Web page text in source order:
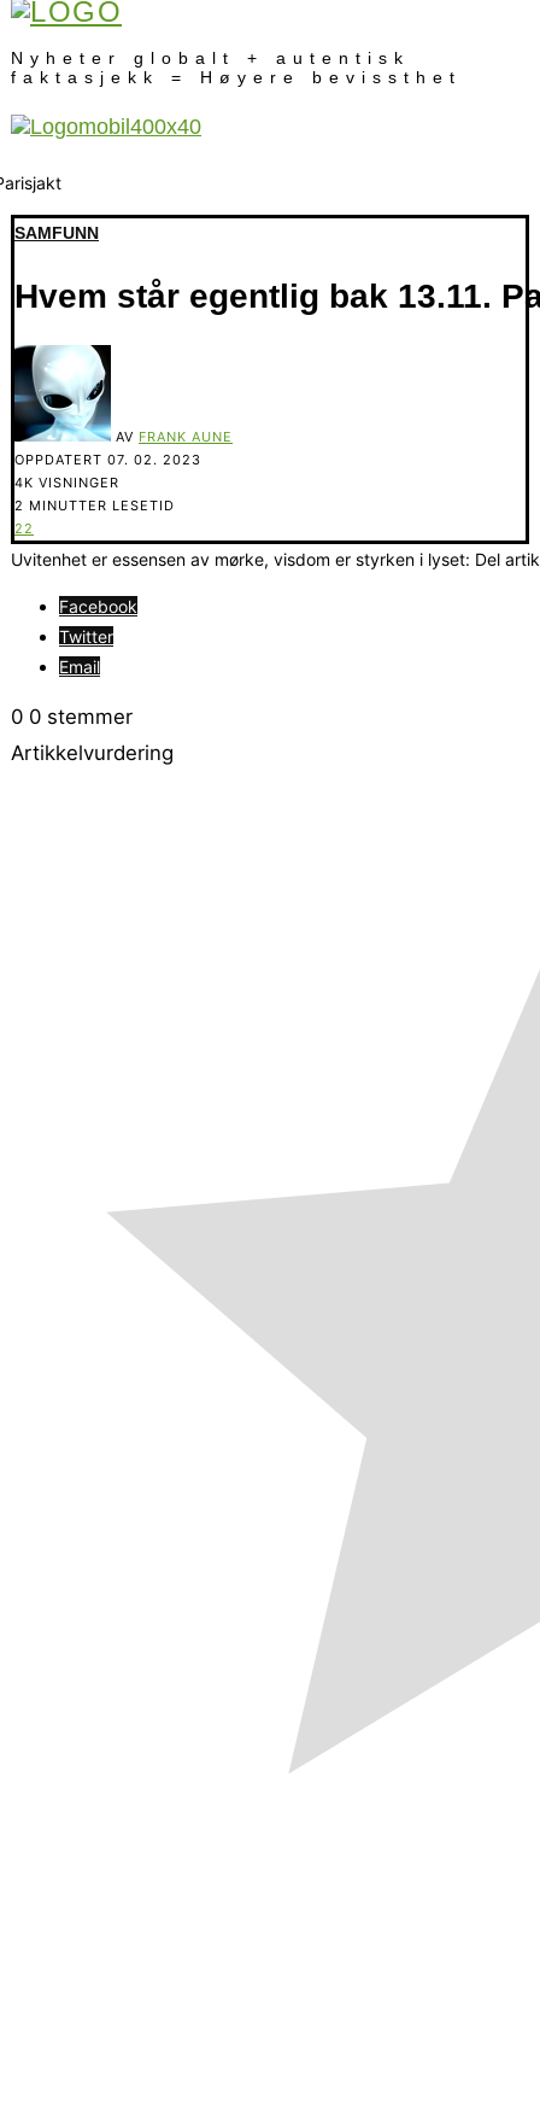
Nyheter globalt + autentisk
faktasjekk = Høyere bevissthet
SAMFUNN
Hvem står egentlig bak 13.11.
AV FRANK AUNE
OPPDATERT 07. 02. 2023
4K VISNINGER
2 MINUTTER LESETID
22
Uvitenhet er essensen av mørke, visdom er styrken i lyset: Del
Facebook
Twitter
Email
0 0 stemmer
Artikkelvurdering